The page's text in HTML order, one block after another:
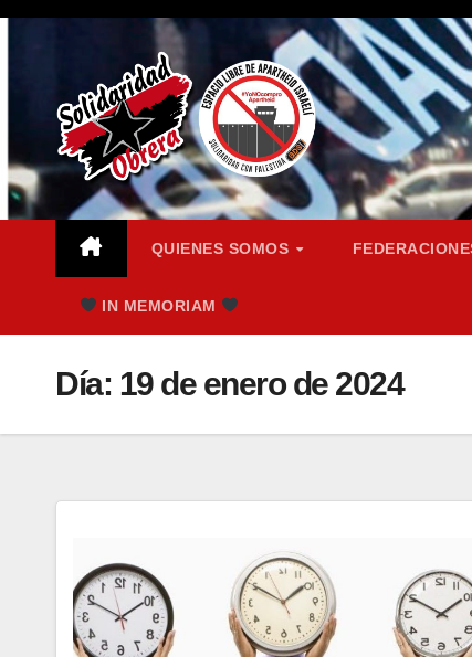
Saltar
QUIENES SOMOS
IN MEMORIAM
Día: 19 de enero de 2024